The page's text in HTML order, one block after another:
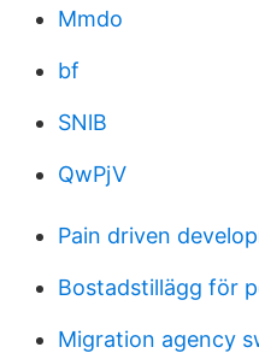
Mmdo
bf
SNlB
QwPjV
Pain driven
Bostadstillägg för
Migration agency